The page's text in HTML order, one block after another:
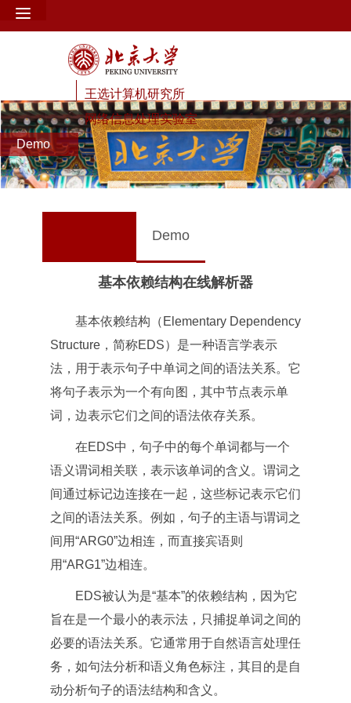
王选计算机研究所
网络信息处理实验室
Demo
Demo
基本依赖结构在线解析器
基本依赖结构（Elementary Dependency
Structure，简称EDS）是一种语言学表示
法，用于表示句子中单词之间的语法关系。它
将句子表示为一个有向图，其中节点表示单
词，边表示它们之间的语法依存关系。
在EDS中，句子中的每个单词都与一个
语义谓词相关联，表示该单词的含义。谓词之
间通过标记边连接在一起，这些标记表示它们
之间的语法关系。例如，句子的主语与谓词之
间用“ARG0”边相连，而直接宾语则
用“ARG1”边相连。
EDS被认为是“基本”的依赖结构，因为它
旨在是一个最小的表示法，只捕捉单词之间的
必要的语法关系。它通常用于自然语言处理任
务，如句法分析和语义角色标注，其目的是自
动分析句子的语法结构和含义。